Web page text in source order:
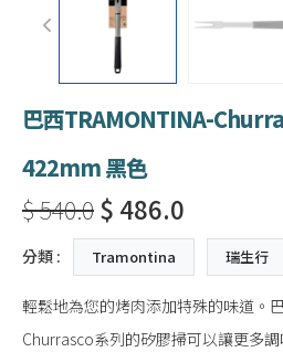
巴西TRAMONTINA-
422mm 黑色
$ 540.0$ 486.0
分類 : Tramontina 瑞生行
輕鬆地為您的烤肉添加特殊的味道。
Churrasco系列的矽膠掃可以讓更多